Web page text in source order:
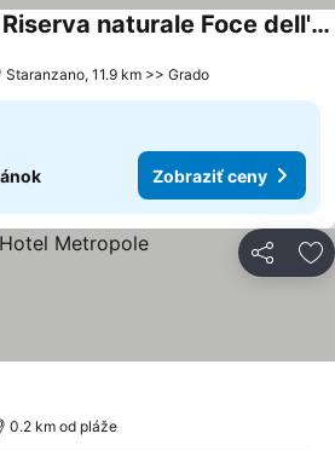
Isola della Cona - Riserva naturale Foce dell'Isonzo
Staranzano, 11.9 km >> Grado
Zobraziť ceny
Zdieľať
0.2 km od pláže